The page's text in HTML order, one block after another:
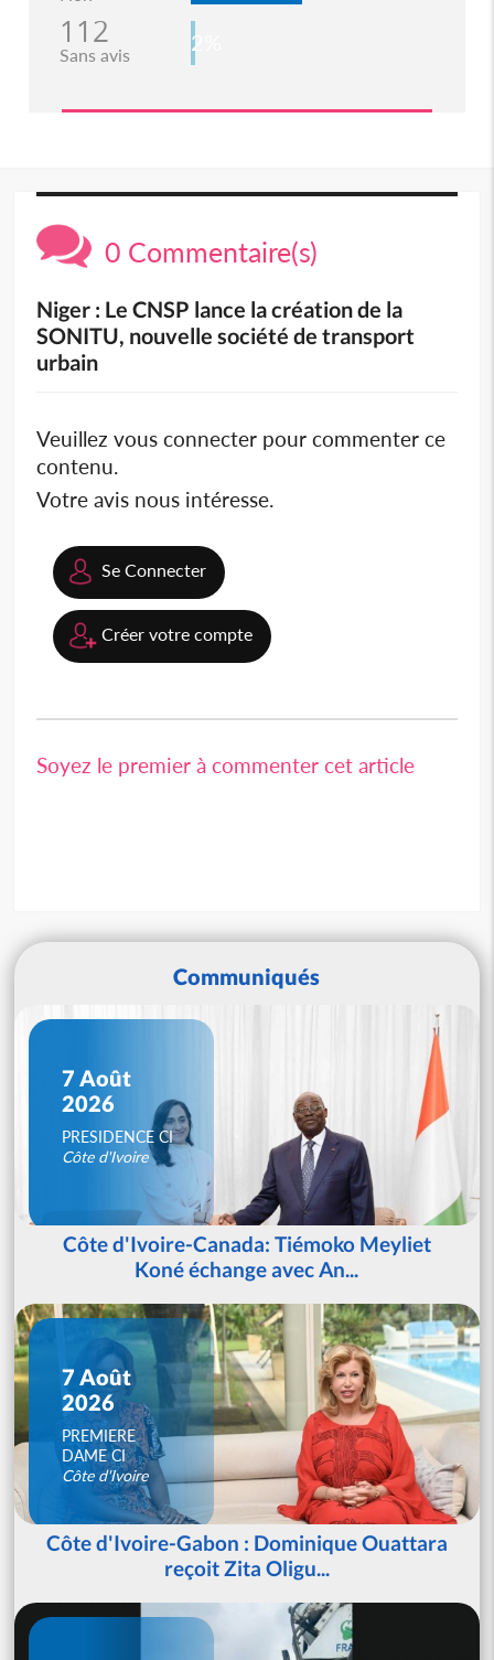
112
Sans avis 2%
0 Commentaire(s)
Niger : Le CNSP lance la création de la
SONITU, nouvelle société de transport
urbain
Veuillez vous connecter pour commenter ce
contenu.
Votre avis nous intéresse.
Se Connecter
Créer votre compte
Soyez le premier à commenter cet article
Communiqués
7 Août
2026
PRESIDENCE CI
Côte d'Ivoire
Côte d'Ivoire-Canada: Tiémoko Meyliet
Koné échange avec An...
7 Août
2026
PREMIERE
DAME CI
Côte d'Ivoire
Côte d'Ivoire-Gabon : Dominique Ouattara
reçoit Zita Oligu...